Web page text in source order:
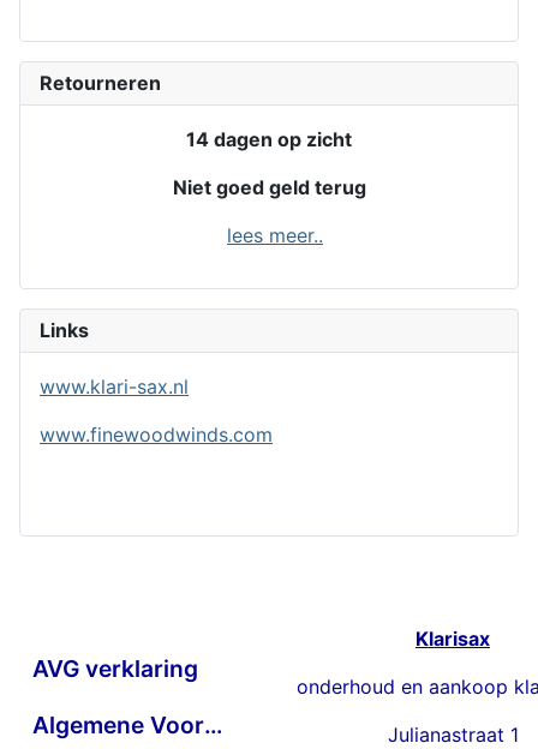
Retourneren
14 dagen op zicht
Niet goed geld terug
lees meer..
Links
www.klari-sax.nl
www.finewoodwinds.com
AVG verklaring
Algemene Voorwaarden
Klarisax
onderhoud en aankoop
Julianastraat 1